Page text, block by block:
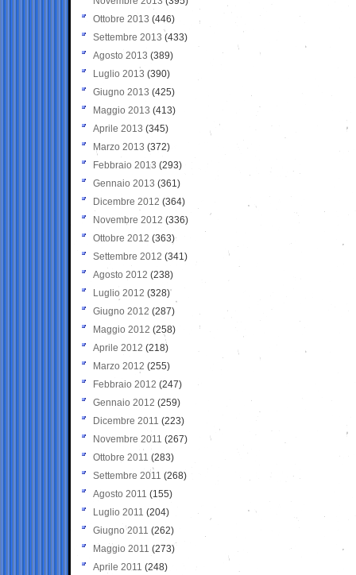
Ottobre 2013 (446)
Settembre 2013 (433)
Agosto 2013 (389)
Luglio 2013 (390)
Giugno 2013 (425)
Maggio 2013 (413)
Aprile 2013 (345)
Marzo 2013 (372)
Febbraio 2013 (293)
Gennaio 2013 (361)
Dicembre 2012 (364)
Novembre 2012 (336)
Ottobre 2012 (363)
Settembre 2012 (341)
Agosto 2012 (238)
Luglio 2012 (328)
Giugno 2012 (287)
Maggio 2012 (258)
Aprile 2012 (218)
Marzo 2012 (255)
Febbraio 2012 (247)
Gennaio 2012 (259)
Dicembre 2011 (223)
Novembre 2011 (267)
Ottobre 2011 (283)
Settembre 2011 (268)
Agosto 2011 (155)
Luglio 2011 (204)
Giugno 2011 (262)
Maggio 2011 (273)
Aprile 2011 (248)